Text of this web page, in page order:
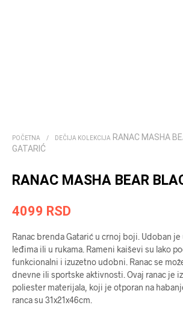
POČETNA / DEČIJA KOLEKCIJA RANAC MASHA
GATARIĆ
RANAC MASHA BEAR
4099 RSD
Ranac brenda Gatarić u crnoj boji. Udoban
leđima ili u rukama. Rameni kaiševi su lako
funkcionalni i izuzetno udobni. Ranac se
dnevne ili sportske aktivnosti. Ovaj ranac je
poliester materijala, koji je otporan na
ranca su 31x21x46cm.